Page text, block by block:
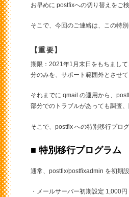
お早めに postfixへの切り替えをご
そこで、今回のご連絡は、この特
【重要】
期限：2021年1月末日をもちまし
分のみを、サポート範囲外とさせて
それまでに qmail の運用から、
部分でのトラブルがあっても調査
そこで、postfix への特別移行プロ
■ 特別移行プログラム
通常、postfix/postfixadmin を初期
・メールサーバー初期設定 1,000円